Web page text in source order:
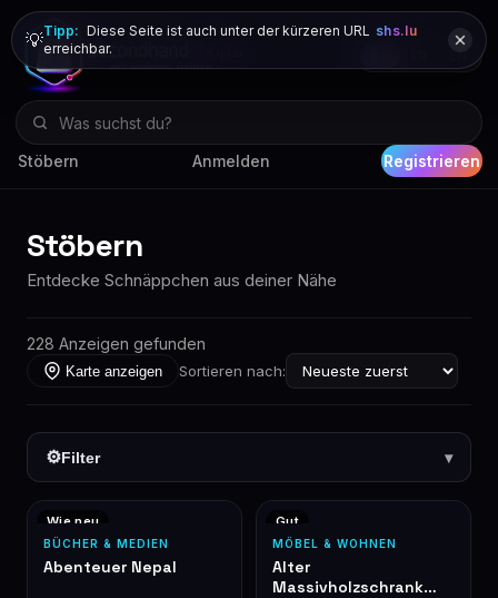
Stöbern Anmelden Registrieren
💡Tipp: Diese Seite ist auch unter der kürzeren URL shs.lu
erreichbar.
Stöbern
Entdecke Schnäppchen aus deiner Nähe
228 Anzeigen gefunden
Karte anzeigen Sortieren nach:
⚙Filter ▾
Wie neu
BÜCHER & MEDIEN
Abenteuer Nepal
Gut
MÖBEL & WOHNEN
Alter
Massivholzschrank